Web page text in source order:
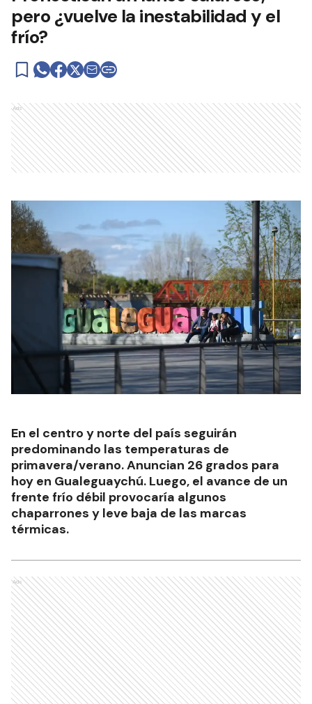
pero ¿vuelve la inestabilidad y el
frío?
Ads
En el centro y norte del país seguirán
predominando las temperaturas de
primavera/verano. Anuncian 26 grados para
hoy en Gualeguaychú. Luego, el avance de un
frente frío débil provocaría algunos
chaparrones y leve baja de las marcas
térmicas.
Ads